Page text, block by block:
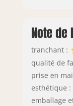
Note
tranchant :
qualité de
prise en
esthétique :
emballage